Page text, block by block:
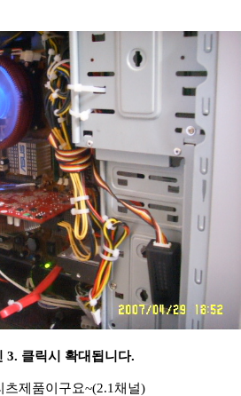
3. 클릭시 확대됩니다.
츠제품이구요~(2.1채널)